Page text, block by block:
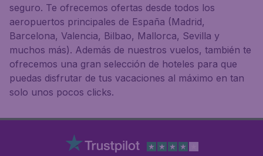
seguro. Te ofrecemos ofertas desde todos los
aeropuertos principales de España (Madrid,
Barcelona, Valencia, Bilbao, Mallorca, Sevilla y
muchos más). Además de nuestros vuelos, también te
ofrecemos una gran selección de hoteles para que
puedas disfrutar de tus vacaciones al máximo en tan
solo unos pocos clicks.